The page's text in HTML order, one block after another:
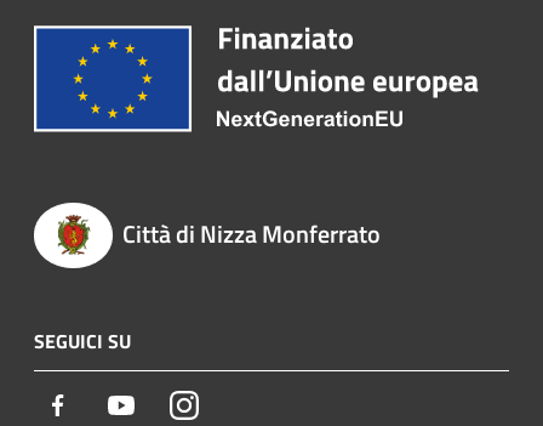
Città di Nizza Monferrato
SEGUICI SU
Facebook YoutubeInstagram